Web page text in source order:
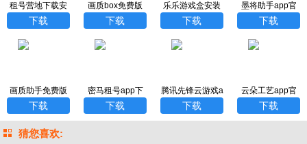
租号营地下载安
卓手机版
下载
画质box免费版
下载
乐乐游戏盒安装
下载
墨将助手app官
方版
下载
画质助手免费版
下载
下载
密马租号app下
载
下载
腾讯先锋云游戏a
pp安卓版
下载
云朵工艺app官
方下载最新版
下载
猜您喜欢: